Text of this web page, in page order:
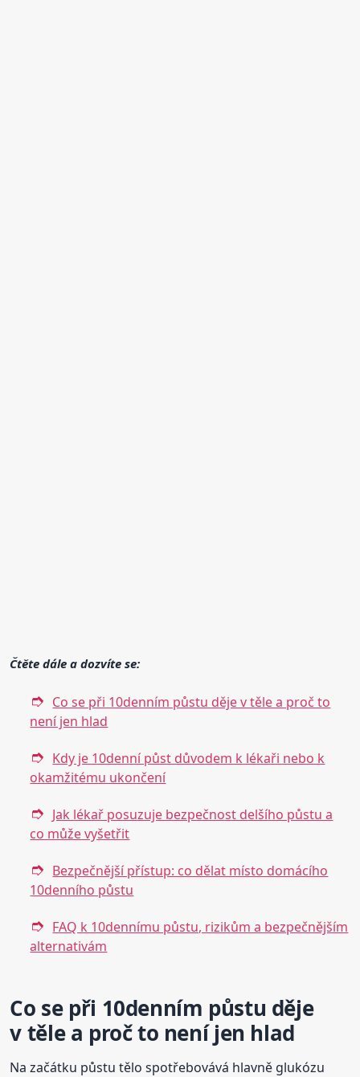
Čtěte dále a dozvíte se:
Co se při 10denním půstu děje v těle a proč to
není jen hlad
Kdy je 10denní půst důvodem k lékaři nebo k
okamžitému ukončení
Jak lékař posuzuje bezpečnost delšího půstu a
co může vyšetřit
Bezpečnější přístup: co dělat místo domácího
10denního půstu
FAQ k 10dennímu půstu, rizikům a bezpečnějším
alternativám
Co se při 10denním půstu děje
v těle a proč to není jen hlad
Na začátku půstu tělo spotřebovává hlavně glukózu